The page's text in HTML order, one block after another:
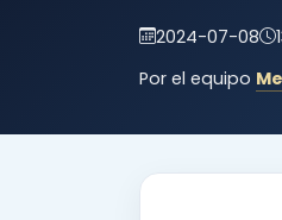
2024-07-08
Por el equipo